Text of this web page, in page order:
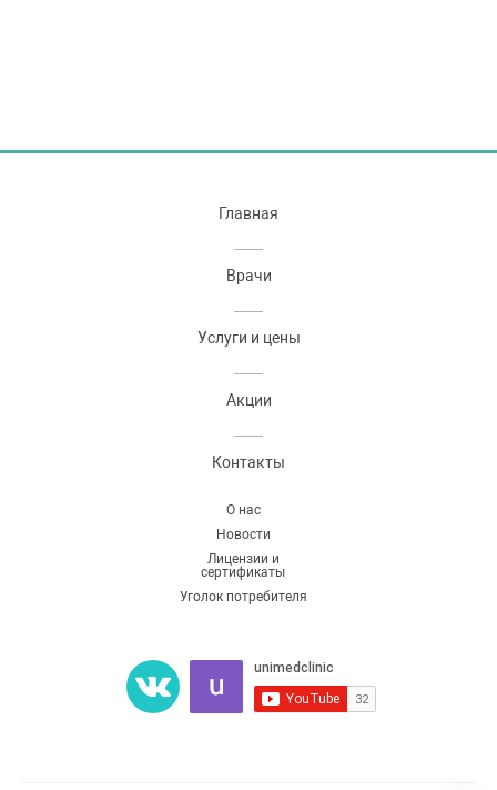
Главная
Врачи
Услуги и цены
Акции
Контакты
О нас
Новости
Лицензии и
сертификаты
Уголок потребителя